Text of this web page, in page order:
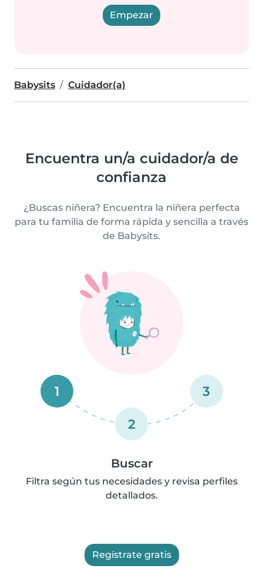
Empezar
Babysits Cuidador(a)
Encuentra un/a cuidador/a de
confianza
¿Buscas niñera? Encuentra la niñera perfecta
para tu familia de forma rápida y sencilla a través
de Babysits.
1
2
3
Buscar
Filtra según tus necesidades y revisa perfiles
detallados.
Regístrate gratis